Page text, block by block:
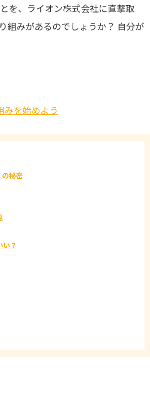
を、ライオン株式会社に直撃取
組みがあるのでしょうか？ 自分が
みを始めよう
の秘密
？